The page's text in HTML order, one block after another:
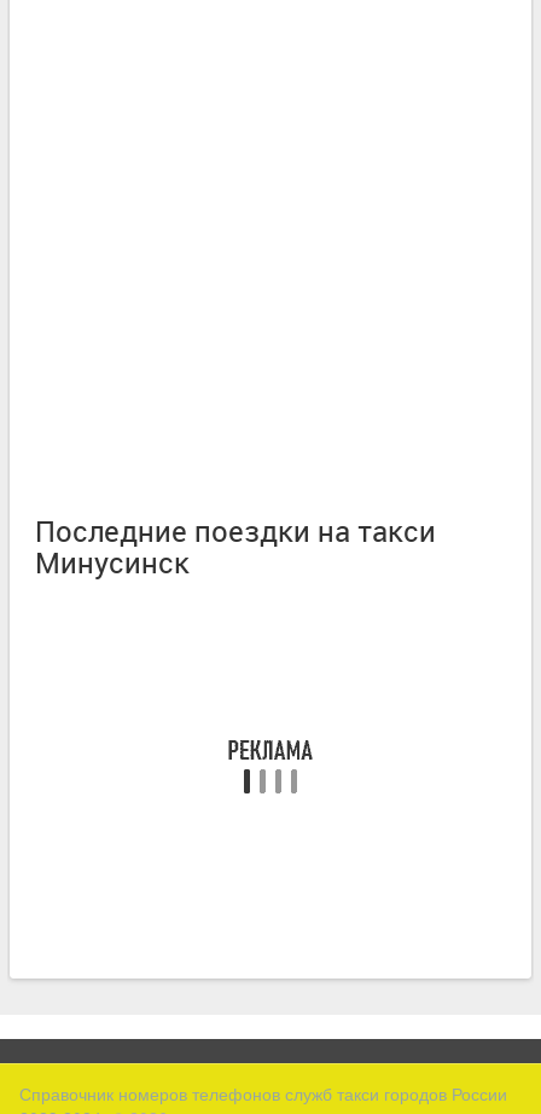
Последние поездки на такси
Минусинск
Справочник номеров телефонов служб такси городов России